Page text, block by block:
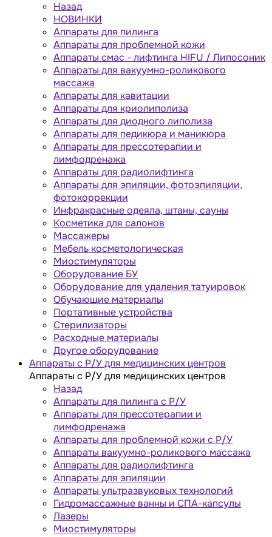
Назад
НОВИНКИ
Аппараты для пилинга
Аппараты для проблемной кожи
Аппараты cмас - лифтинга HIFU / Липосоник
Аппараты для вакуумно-роликового
массажа
Аппараты для кавитации
Аппараты для криолиполиза
Аппараты для диодного липолиза
Аппараты для педикюра и маникюра
Аппараты для прессотерапии и
лимфодренажа
Аппараты для радиолифтинга
Аппараты для эпиляции, фотоэпиляции,
фотокоррекции
Инфракрасные одеяла, штаны, сауны
Косметика для салонов
Массажеры
Мебель косметологическая
Миостимуляторы
Оборудование БУ
Оборудование для удаления татуировок
Обучающие материалы
Портативные устройства
Стерилизаторы
Расходные материалы
Другое оборудование
Аппараты с Р/У для медицинских центров
Аппараты с Р/У для медицинских центров
Назад
Аппараты для пилинга с Р/У
Аппараты для прессотерапии и
лимфодренажа
Аппараты для проблемной кожи с Р/У
Аппараты вакуумно-роликового массажа
Аппараты для радиолифтинга
Аппараты для эпиляции
Аппараты ультразвуковых технологий
Гидромассажные ванны и СПА-капсулы
Лазеры
Миостимуляторы